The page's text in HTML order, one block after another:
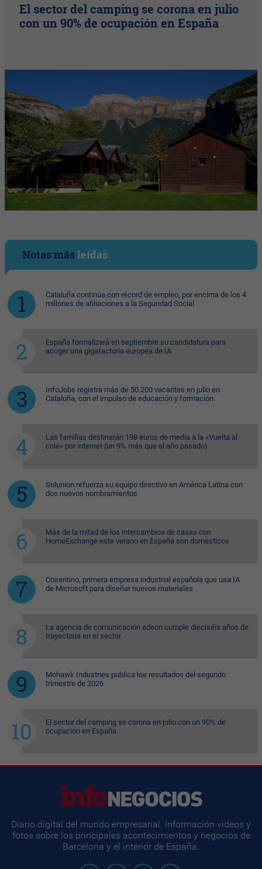
El sector del camping se corona en julio
con un 90% de ocupación en España
Notas másleídas
Cataluña continúa con récord de empleo, por encima de los 4
millones de afiliaciones a la Seguridad Social
España formalizará en septiembre su candidatura para
acoger una gigafactoría europea de IA
InfoJobs registra más de 50.200 vacantes en julio en
Cataluña, con el impulso de educación y formación
Las familias destinarán 198 euros de media a la «Vuelta al
cole» por internet (un 9% más que el año pasado)
Solunion refuerza su equipo directivo en América Latina con
dos nuevos nombramientos
Más de la mitad de los intercambios de casas con
HomeExchange este verano en España son domésticos
Cosentino, primera empresa industrial española que usa IA
de Microsoft para diseñar nuevos materiales
La agencia de comunicación edeon cumple dieciséis años de
trayectoria en el sector
Mohawk Industries publica los resultados del segundo
trimestre de 2026
El sector del camping se corona en julio con un 90% de
ocupación en España
Diario digital del mundo empresarial. Información videos y
fotos sobre los principales acontecimientos y negocios de
Barcelona y el interior de España.